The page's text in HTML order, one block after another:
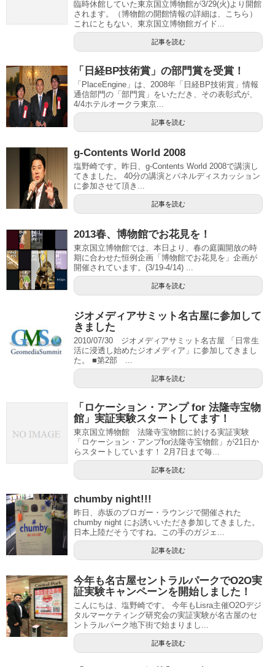
臨時休館していた東京国立博物館が3/29(火)より開館
されます。（博物館の開館情報の詳細は、こちら）
これにともない、東京国立博物館ガイド...
記事を読む
「日経BP技術賞」の部門賞を受賞！
「PlaceEngine」は、2008年「日経BP技術賞」情報
通信部門の「部門賞」をいただき、その表彰式が、
4/4ホテルオークラ東京...
記事を読む
g-Contents World 2008
塩野崎です。昨日、g-Contents World 2008で講演し
てきました。 40分の講演とパネルディスカッション
に参加させて頂き...
記事を読む
2013春、博物館でお花見を！
東京国立博物館では、本日より、春の庭園開放の時
期に合わせた恒例企画「博物館でお花見を」企画が
開催されています。(3/19-4/14) ...
記事を読む
ジオメディアサミット名古屋に参加して
きました
2010/07/30 ジオメディアサミット名古屋 「日常生
活に浸透し始めたジオメディア」に参加してきまし
た。 ■第2部 ...
記事を読む
「ロケーション・アンプ for 法隆寺宝物
館」実証実験スタートしてます！
東京国立博物館 法隆寺宝物館に於ける実証実験
「ロケーション・アンプfor法隆寺宝物館」が21日か
らスタートしています！ 2月7日まで毎...
記事を読む
chumby night!!!
昨日、赤坂のブロガー・ラウンジで開催された
chumby night にお誘いいただき参加してきました。
日本上陸だそうですね。この手のガジェ...
記事を読む
今年も名古屋セントラルパークでO2O実
証実験キャンペーンを開始しました！
こんにちは、塩野崎です。 今年もLisra主催O2Oデジ
タルマーケティング研究会の実証実験が名古屋のセ
ントラルパーク地下街で始まりまし...
記事を読む